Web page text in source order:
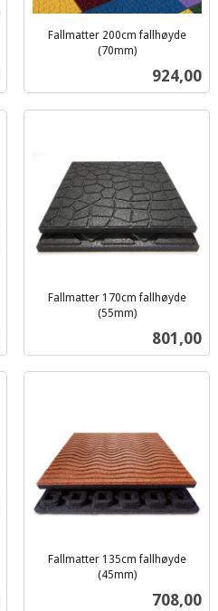
Fallmatter 200cm fallhøyde
(70mm)
Pris
924,00
Fallmatter 170cm fallhøyde
(55mm)
Pris
801,00
Fallmatter 135cm fallhøyde
(45mm)
Pris
708,00